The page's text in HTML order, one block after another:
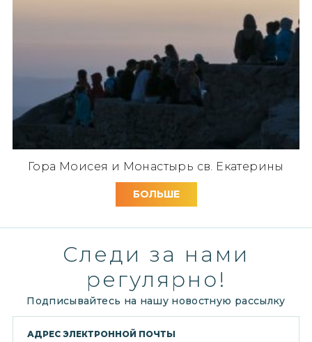
Гора Моисея и Монастырь св. Екатерины
БОЛЬШЕ
Следи за нами
регулярно!
Подписывайтесь на нашу новостную рассылку